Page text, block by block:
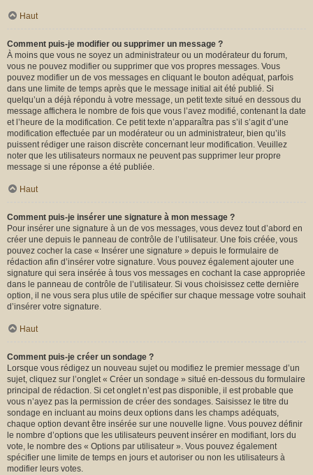
Haut
Comment puis-je modifier ou supprimer un message ?
À moins que vous ne soyez un administrateur ou un modérateur du forum,
vous ne pouvez modifier ou supprimer que vos propres messages. Vous
pouvez modifier un de vos messages en cliquant le bouton adéquat, parfois
dans une limite de temps après que le message initial ait été publié. Si
quelqu’un a déjà répondu à votre message, un petit texte situé en dessous du
message affichera le nombre de fois que vous l’avez modifié, contenant la date
et l’heure de la modification. Ce petit texte n’apparaîtra pas s’il s’agit d’une
modification effectuée par un modérateur ou un administrateur, bien qu’ils
puissent rédiger une raison discrète concernant leur modification. Veuillez
noter que les utilisateurs normaux ne peuvent pas supprimer leur propre
message si une réponse a été publiée.
Haut
Comment puis-je insérer une signature à mon message ?
Pour insérer une signature à un de vos messages, vous devez tout d’abord en
créer une depuis le panneau de contrôle de l’utilisateur. Une fois créée, vous
pouvez cocher la case « Insérer une signature » depuis le formulaire de
rédaction afin d’insérer votre signature. Vous pouvez également ajouter une
signature qui sera insérée à tous vos messages en cochant la case appropriée
dans le panneau de contrôle de l’utilisateur. Si vous choisissez cette dernière
option, il ne vous sera plus utile de spécifier sur chaque message votre souhait
d’insérer votre signature.
Haut
Comment puis-je créer un sondage ?
Lorsque vous rédigez un nouveau sujet ou modifiez le premier message d’un
sujet, cliquez sur l’onglet « Créer un sondage » situé en-dessous du formulaire
principal de rédaction. Si cet onglet n’est pas disponible, il est probable que
vous n’ayez pas la permission de créer des sondages. Saisissez le titre du
sondage en incluant au moins deux options dans les champs adéquats,
chaque option devant être insérée sur une nouvelle ligne. Vous pouvez définir
le nombre d’options que les utilisateurs peuvent insérer en modifiant, lors du
vote, le nombre des « Options par utilisateur ». Vous pouvez également
spécifier une limite de temps en jours et autoriser ou non les utilisateurs à
modifier leurs votes.